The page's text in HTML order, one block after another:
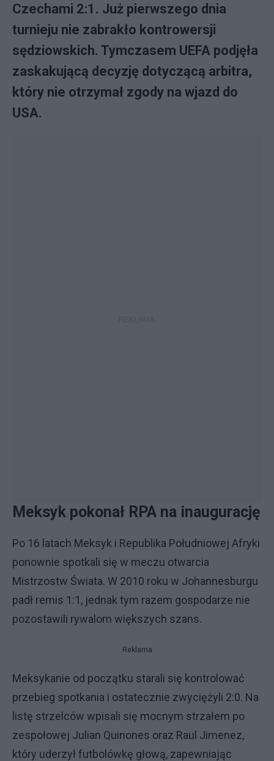
Czechami 2:1. Już pierwszego dnia
turnieju nie zabrakło kontrowersji
sędziowskich. Tymczasem UEFA podjęła
zaskakującą decyzję dotyczącą arbitra,
który nie otrzymał zgody na wjazd do
USA.
Meksyk pokonał RPA na inaugurację
Po 16 latach Meksyk i Republika Południowej Afryki
ponownie spotkali się w meczu otwarcia
Mistrzostw Świata. W 2010 roku w Johannesburgu
padł remis 1:1, jednak tym razem gospodarze nie
pozostawili rywalom większych szans.
Reklama
Meksykanie od początku starali się kontrolować
przebieg spotkania i ostatecznie zwyciężyli 2:0. Na
listę strzelców wpisali się mocnym strzałem po
zespołowej Julian Quinones oraz Raul Jimenez,
który uderzył futbolówkę głową, zapewniając